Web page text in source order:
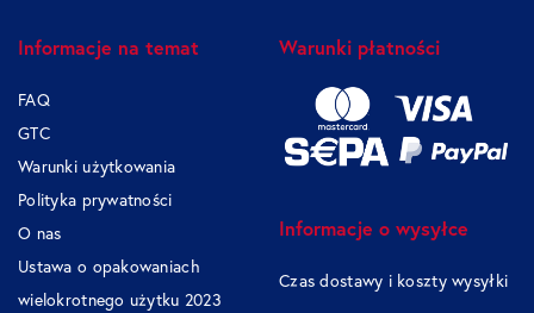
Informacje na temat
FAQ
GTC
Warunki użytkowania
Polityka prywatności
O nas
Ustawa o opakowaniach
wielokrotnego użytku 2023
Warunki płatności
Informacje o wysyłce
Czas dostawy i koszty wysyłki